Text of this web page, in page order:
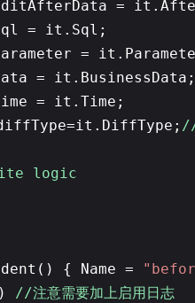
=
= it.Sql;
=
= it.BusinessData;
= it.Time;
logic
{ Name =
//注意需要加上启用日志